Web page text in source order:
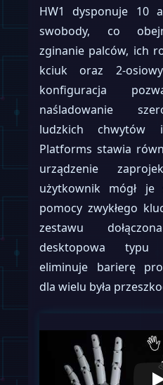
HW1 dysponuje 10
swobody, co
zginanie palców, ich
kciuk oraz 2-
konfiguracja
naśladowanie
ludzkich chwytów
Platforms stawia
urządzenie
użytkownik mógł
pomocy zwykłego
zestawu
desktopowa typu
eliminuje barierę
dla wielu była